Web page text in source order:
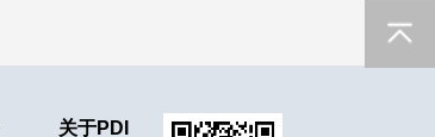
关于PDI